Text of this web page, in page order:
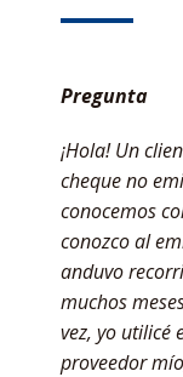
Pregunta
¡Hola! Un
cheque no
conocemos
conozco al
anduvo
muchos
vez, yo utilicé
proveedor